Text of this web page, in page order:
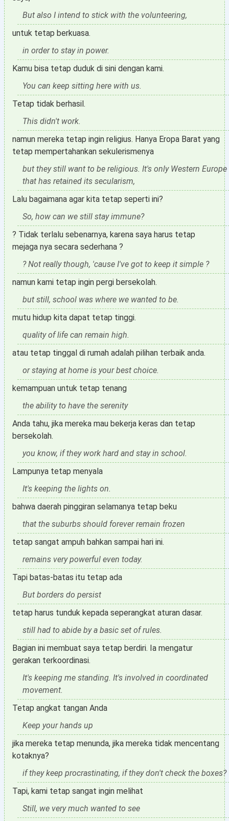
But also I intend to stick with the volunteering,
untuk tetap berkuasa.
in order to stay in power.
Kamu bisa tetap duduk di sini dengan kami.
You can keep sitting here with us.
Tetap tidak berhasil.
This didn't work.
namun mereka tetap ingin religius. Hanya Eropa Barat yang
tetap mempertahankan sekulerismenya
but they still want to be religious. It's only Western Europe
that has retained its secularism,
Lalu bagaimana agar kita tetap seperti ini?
So, how can we still stay immune?
? Tidak terlalu sebenarnya, karena saya harus tetap
mejaga nya secara sederhana ?
? Not really though, 'cause I've got to keep it simple ?
namun kami tetap ingin pergi bersekolah.
but still, school was where we wanted to be.
mutu hidup kita dapat tetap tinggi.
quality of life can remain high.
atau tetap tinggal di rumah adalah pilihan terbaik anda.
or staying at home is your best choice.
kemampuan untuk tetap tenang
the ability to have the serenity
Anda tahu, jika mereka mau bekerja keras dan tetap
bersekolah.
you know, if they work hard and stay in school.
Lampunya tetap menyala
It's keeping the lights on.
bahwa daerah pinggiran selamanya tetap beku
that the suburbs should forever remain frozen
tetap sangat ampuh bahkan sampai hari ini.
remains very powerful even today.
Tapi batas-batas itu tetap ada
But borders do persist
tetap harus tunduk kepada seperangkat aturan dasar.
still had to abide by a basic set of rules.
Bagian ini membuat saya tetap berdiri. Ia mengatur
gerakan terkoordinasi.
It's keeping me standing. It's involved in coordinated
movement.
Tetap angkat tangan Anda
Keep your hands up
jika mereka tetap menunda, jika mereka tidak mencentang
kotaknya?
if they keep procrastinating, if they don't check the boxes?
Tapi, kami tetap sangat ingin melihat
Still, we very much wanted to see